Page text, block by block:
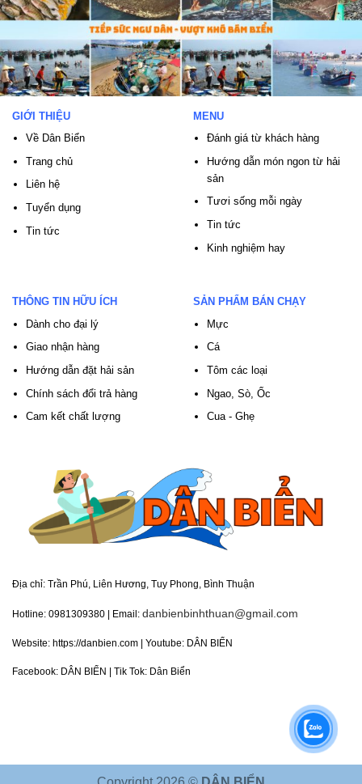
GIỚI THIỆU
Về Dân Biển
Trang chủ
Liên hệ
Tuyển dụng
Tin tức
MENU
Đánh giá từ khách hàng
Hướng dẫn món ngon từ hải
sản
Tươi sống mỗi ngày
Tin tức
Kinh nghiệm hay
THÔNG TIN HỮU ÍCH
Dành cho đại lý
Giao nhận hàng
Hướng dẫn đặt hải sản
Chính sách đổi trả hàng
Cam kết chất lượng
SẢN PHẨM BÁN CHẠY
Mực
Cá
Tôm các loại
Ngao, Sò, Ốc
Cua - Ghẹ
Địa chỉ: Trần Phú, Liên Hương, Tuy Phong, Bình Thuận
Hotline: 0981309380 | Email: danbienbinhthuan@gmail.com
Website: https://danbien.com | Youtube: DÂN BIỂN
Facebook: DÂN BIỂN | Tik Tok: Dân Biển